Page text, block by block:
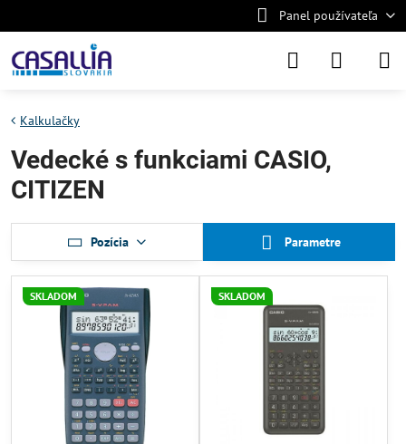
Panel používateľa
Kalkulačky
Vedecké s funkciami CASIO,
CITIZEN
Pozícia Parametre
SKLADOM SKLADOM